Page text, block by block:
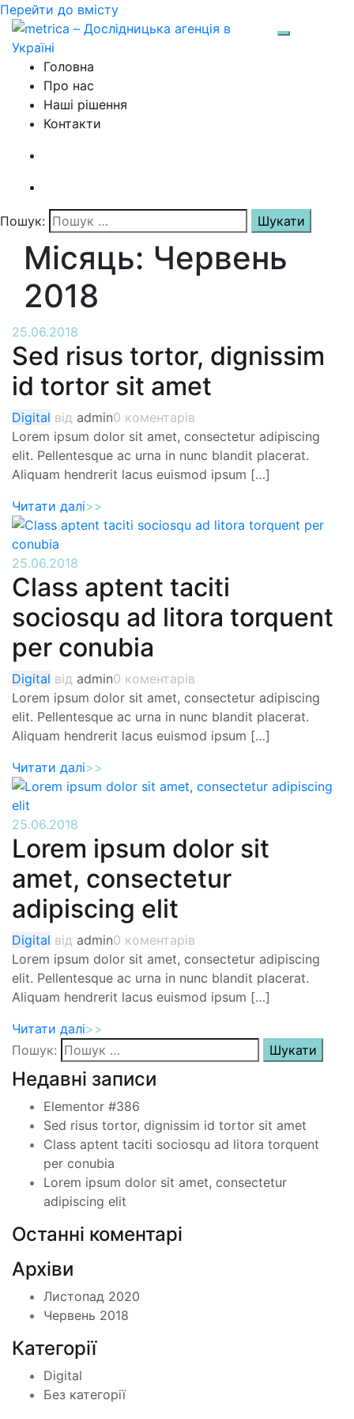
Перейти до вмісту
Головна
Про нас
Наші рішення
Контакти
Пошук:
Місяць: Червень
2018
25.06.2018
Sed risus tortor, dignissim
id tortor sit amet
Digital від admin0 коментарів
Lorem ipsum dolor sit amet, consectetur adipiscing
elit. Pellentesque ac urna in nunc blandit placerat.
Aliquam hendrerit lacus euismod ipsum […]
Читати далі>>
25.06.2018
Class aptent taciti
sociosqu ad litora torquent
per conubia
Digital від admin0 коментарів
Lorem ipsum dolor sit amet, consectetur adipiscing
elit. Pellentesque ac urna in nunc blandit placerat.
Aliquam hendrerit lacus euismod ipsum […]
Читати далі>>
25.06.2018
Lorem ipsum dolor sit
amet, consectetur
adipiscing elit
Digital від admin0 коментарів
Lorem ipsum dolor sit amet, consectetur adipiscing
elit. Pellentesque ac urna in nunc blandit placerat.
Aliquam hendrerit lacus euismod ipsum […]
Читати далі>>
Пошук:
Недавні записи
Elementor #386
Sed risus tortor, dignissim id tortor sit amet
Class aptent taciti sociosqu ad litora torquent
per conubia
Lorem ipsum dolor sit amet, consectetur
adipiscing elit
Останні коментарі
Архіви
Листопад 2020
Червень 2018
Категорії
Digital
Без категорії